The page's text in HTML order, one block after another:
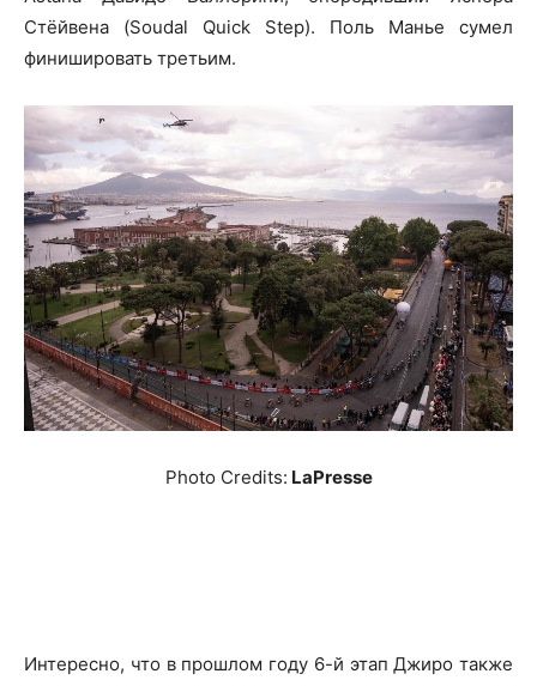
Стёйвена (Soudal Quick Step). Поль Манье сумел
финишировать третьим.
Photo Credits: LaPresse
Интересно, что в прошлом году 6-й этап Джиро также